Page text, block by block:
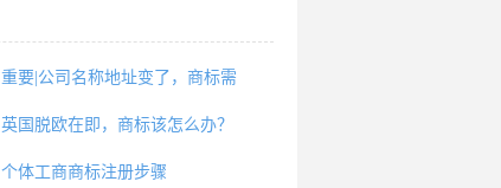
重要|公司名称地址变了，商标需
英国脱欧在即，商标该怎么办？
个体工商商标注册步骤